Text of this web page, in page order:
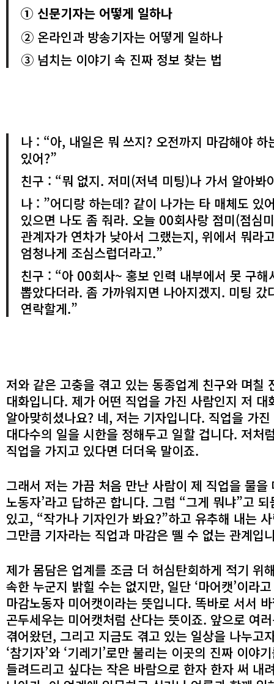
① 신문기자는 어떻게 일하나
② 온라인과 방송기자는 어떻게 일하나
③ 넘치는 이야기 속 진짜 정보 찾는 법
나 : “아, 내일은 뭐 쓰지? 오전까지 마감해야
있어?”
친구 : “뭐 없지. 저미(저녁 미팅)나 가서 알아봐
나 : ”어디랑 하는데? 같이 나가는 타 매체도 있
있으면 나도 좀 줘라. 오늘 00회사랑 점미(점심
관계자가 연차가 낮아서 그랬는지, 위에서 뭐라
엄청나게 조심스럽더라고.”
친구 : “아 00회사~ 홍보 인력 내부에서 못 구해
뽑았다더라. 좀 가까워지면 나아지겠지. 미팅 갔
연락할게.”
저와 같은 고충을 겪고 있는 동종업계 친구와 며칠
대화입니다. 제가 어떤 직업을 가진 사람인지 저 대
알아맞히셨나요? 네, 저는 기자입니다. 직업을 가
대다수의 일을 시한을 정해두고 일할 겁니다. 저처
직업을 가지고 있다면 더더욱 말이죠.
그래서 저는 가끔 처음 만난 사람이 제 직업을 물을
노동자’라고 답하곤 합니다. 그럼 “그게 뭐냐”고
있고, “작가나 기자인가 봐요?”하고 유추해 내는
그만큼 기자라는 직업과 마감은 뗄 수 없는 관계입
제가 몸담은 업계를 조금 더 허심탄회하게 적기 위
속한 누군지 밝힐 수는 없지만, 일단 ‘마어캣’이라
마감노동자 미어캣이라는 뜻입니다. 똑바로 서서
곤두세우는 미어캣처럼 산다는 뜻이죠. 앞으로 여
겪어왔던, 그리고 지금도 겪고 있는 일상을 나누고
‘참기자’와 ‘기레기’로만 불리는 이곳의 진짜 이야
들려드리고 싶다는 작은 바람으로 한자 한자 써 내